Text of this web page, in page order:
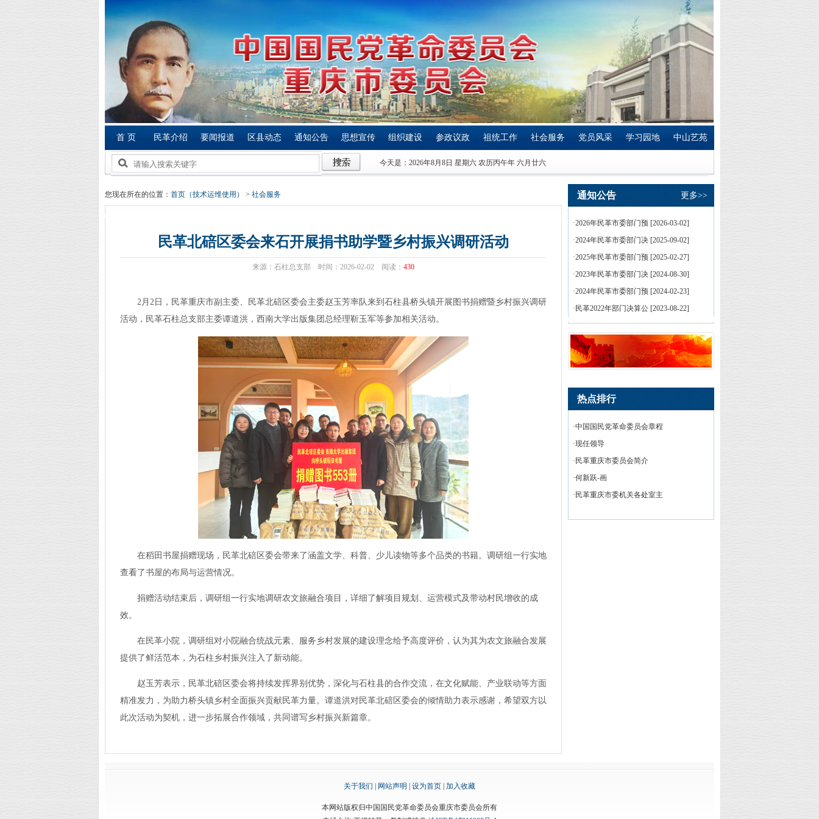
首 页 民革介绍 要闻报道 区县动态 通知公告 思想宣传 组织建设 参政议政 祖统工作 社会服务 党员风采 学习园地 中山艺苑
今天是：2026年8月8日 星期六 农历丙午年 六月廿六
您现在所在的位置： 首页（技术运维使用） > 社会服务
民革北碚区委会来石开展捐书助学暨乡村振兴调研活动
来源：石柱总支部 时间：2026-02-02 阅读： 430
2月2日，民革重庆市副主委、民革北碚区委会主委赵玉芳率队来到石柱县桥头镇开展图书捐赠暨乡村振兴调研
活动，民革石柱总支部主委谭道洪，西南大学出版集团总经理靳玉军等参加相关活动。
在稻田书屋捐赠现场，民革北碚区委会带来了涵盖文学、科普、少儿读物等多个品类的书籍。调研组一行实地
查看了书屋的布局与运营情况。
捐赠活动结束后，调研组一行实地调研农文旅融合项目，详细了解项目规划、运营模式及带动村民增收的成
效。
在民革小院，调研组对小院融合统战元素、服务乡村发展的建设理念给予高度评价，认为其为农文旅融合发展
提供了鲜活范本，为石柱乡村振兴注入了新动能。
赵玉芳表示，民革北碚区委会将持续发挥界别优势，深化与石柱县的合作交流，在文化赋能、产业联动等方面
精准发力，为助力桥头镇乡村全面振兴贡献民革力量。谭道洪对民革北碚区委会的倾情助力表示感谢，希望双方以
此次活动为契机，进一步拓展合作领域，共同谱写乡村振兴新篇章。
通知公告 更多>>
·2026年民革市委部门预 [2026-03-02]
·2024年民革市委部门决 [2025-09-02]
·2025年民革市委部门预 [2025-02-27]
·2023年民革市委部门决 [2024-08-30]
·2024年民革市委部门预 [2024-02-23]
· 民革2022年部门决算公 [2023-08-22]
热点排行
·中国国民党革命委员会章程
·现任领导
· 民革重庆市委员会简介
·何新跃-画
· 民革重庆市委机关各处室主
关于我们 网站声明 设为首页 加入收藏
本网站版权归中国国民党革命委员会重庆市委员会所有